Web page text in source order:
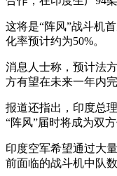
这将是“阵风”战斗机
化率预计约为50%。
消息人士称，预计法
方有望在未来一年内
报道还指出，印度总
“阵风”届时将成为双
印度空军希望通过大
前面临的战斗机中队